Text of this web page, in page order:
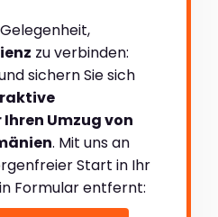
zu verbinden:
sichern Sie sich
Umzug von
. Mit uns an
Start in Ihr
Formular entfernt: